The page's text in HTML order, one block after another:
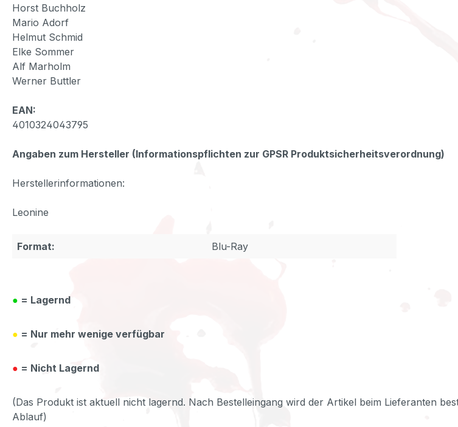
Horst Buchholz
Mario Adorf
Helmut Schmid
Elke Sommer
Alf Marholm
Werner Buttler
EAN:
4010324043795
Angaben zum Hersteller (Informationspflichten zur GPSR Produktsicherheitsverordnung)
Herstellerinformationen:
Leonine
Format: Blu-Ray
● = Lagernd
● = Nur mehr wenige verfügbar
● = Nicht Lagernd
(Das Produkt ist aktuell nicht lagernd. Nach Bestelleingang wird der Artikel beim Lieferanten
Ablauf)